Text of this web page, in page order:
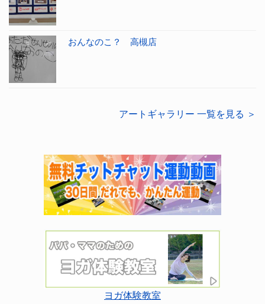
おんなのこ？ 高槻店
アートギャラリー 一覧を見る ＞
ヨガ体験教室